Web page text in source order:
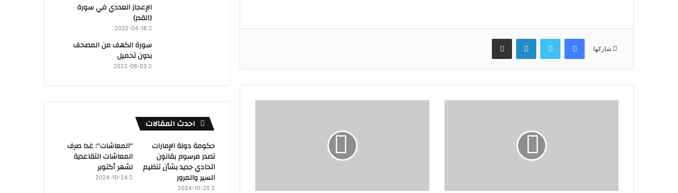
شاركها
فيسبوك تويتر لينكدإن مشاركة عبر البريد
‏الإعجاز العددي في سورة
(القدر)
2022-04-18
سورة الكهف من المصحف
بدون تحميل
2022-06-03
احدث المقالات
حكومة دولة الإمارات
تصدر مرسوم بقانون
اتحادي جديد بشأن تنظيم
السير والمرور
2024-10-25
“المعاشات”: غدا صرف
المعاشات التقاعدية
لشهر أكتوبر
2024-10-24